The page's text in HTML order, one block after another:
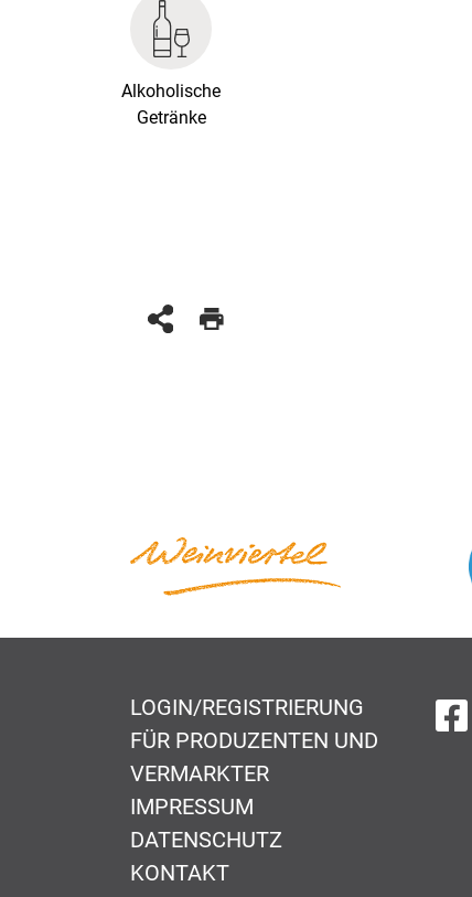
Alkoholische
Getränke
LOGIN/REGISTRIERUNG
FÜR PRODUZENTEN UND
VERMARKTER
IMPRESSUM
DATENSCHUTZ
KONTAKT